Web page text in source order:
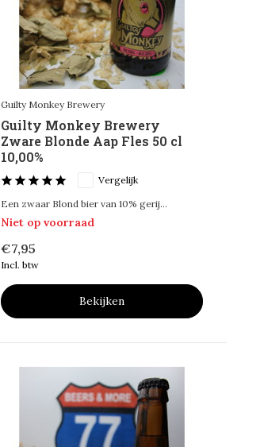
Guilty Monkey Brewery
Guilty Monkey Brewery
Zware Blonde Aap Fles 50 cl
10,00%
Vergelijk
Een zwaar Blond bier van 10% gerij...
Niet op voorraad
€7,95
Incl. btw
Bekijken